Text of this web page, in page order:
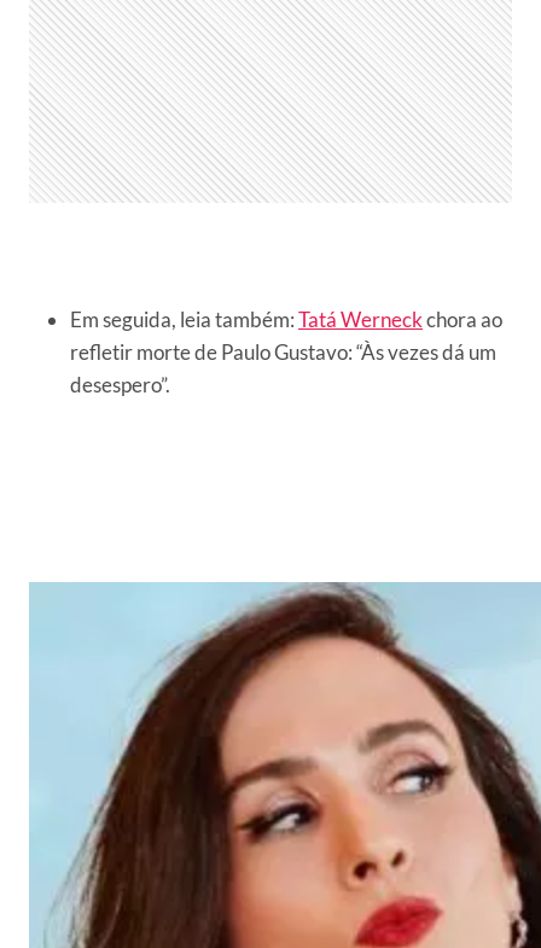
Em seguida, leia também:Tatá Werneckchora ao
refletir morte de Paulo Gustavo: “Às vezes dá um
desespero”.